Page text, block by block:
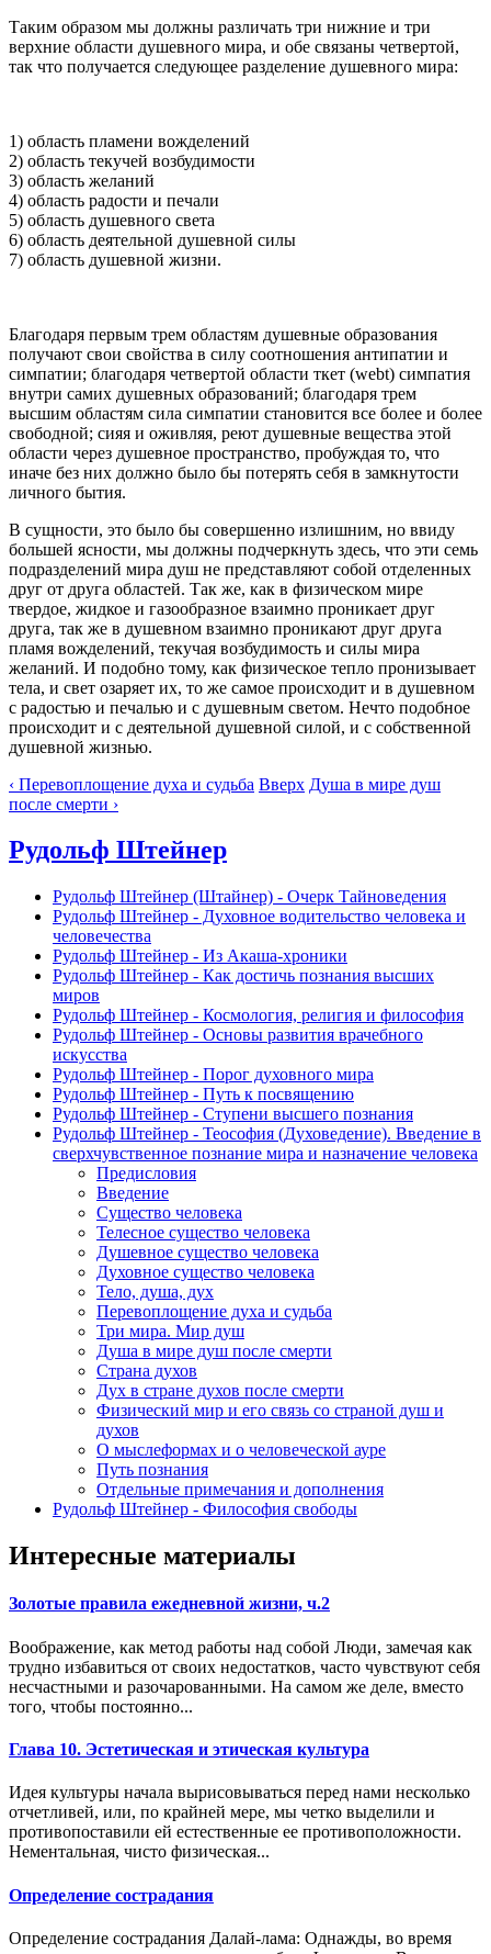
Таким образом мы должны различать три нижние и три
верхние области душевного мира, и обе связаны четвертой,
так что получается следующее разделение душевного мира:
1) область пламени вожделений
2) область текучей возбудимости
3) область желаний
4) область радости и печали
5) область душевного света
6) область деятельной душевной силы
7) область душевной жизни.
Благодаря первым трем областям душевные образования
получают свои свойства в силу соотношения антипатии и
симпатии; благодаря четвертой области ткет (webt) симпатия
внутри самих душевных образований; благодаря трем
высшим областям сила симпатии становится все более и более
свободной; сияя и оживляя, реют душевные вещества этой
области через душевное пространство, пробуждая то, что
иначе без них должно было бы потерять себя в замкнутости
личного бытия.
В сущности, это было бы совершенно излишним, но ввиду
большей ясности, мы должны подчеркнуть здесь, что эти семь
подразделений мира душ не представляют собой отделенных
друг от друга областей. Так же, как в физическом мире
твердое, жидкое и газообразное взаимно проникает друг
друга, так же в душевном взаимно проникают друг друга
пламя вожделений, текучая возбудимость и силы мира
желаний. И подобно тому, как физическое тепло пронизывает
тела, и свет озаряет их, то же самое происходит и в душевном
с радостью и печалью и с душевным светом. Нечто подобное
происходит и с деятельной душевной силой, и с собственной
душевной жизнью.
‹ Перевоплощение духа и судьба Вверх Душа в мире душ
после смерти ›
Рудольф Штейнер
Рудольф Штейнер (Штайнер) - Очерк Тайноведения
Рудольф Штейнер - Духовное водительство человека и
человечества
Рудольф Штейнер - Из Акаша-хроники
Рудольф Штейнер - Как достичь познания высших
миров
Рудольф Штейнер - Космология, религия и философия
Рудольф Штейнер - Основы развития врачебного
искусства
Рудольф Штейнер - Порог духовного мира
Рудольф Штейнер - Путь к посвящению
Рудольф Штейнер - Ступени высшего познания
Рудольф Штейнер - Теософия (Духоведение). Введение в
сверхчувственное познание мира и назначение человека
Предисловия
Введение
Существо человека
Телесное существо человека
Душевное существо человека
Духовное существо человека
Тело, душа, дух
Перевоплощение духа и судьба
Три мира. Мир душ
Душа в мире душ после смерти
Страна духов
Дух в стране духов после смерти
Физический мир и его связь со страной душ и
духов
О мыслеформах и о человеческой ауре
Путь познания
Отдельные примечания и дополнения
Рудольф Штейнер - Философия свободы
Интересные материалы
Золотые правила ежедневной жизни, ч.2
Воображение, как метод работы над собой Люди, замечая как
трудно избавиться от своих недостатков, часто чувствуют себя
несчастными и разочарованными. На самом же деле, вместо
того, чтобы постоянно...
Глава 10. Эстетическая и этическая культура
Идея культуры начала вырисовываться перед нами несколько
отчетливей, или, по крайней мере, мы четко выделили и
противопоставили ей естественные ее противоположности.
Нементальная, чисто физическая...
Определение сострадания
Определение сострадания Далай-лама: Однажды, во время